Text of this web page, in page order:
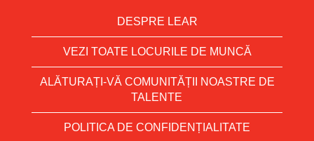
DESPRE LEAR
VEZI TOATE LOCURILE DE MUNCĂ
ALĂTURAȚI-VĂ COMUNITĂȚII NOASTRE DE
TALENTE
POLITICA DE CONFIDENȚIALITATE